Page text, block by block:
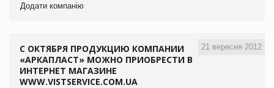
Додати компанію
21 вересня 2012
С ОКТЯБРЯ ПРОДУКЦИЮ КОМПАНИИ
«АРКАПЛАСТ» МОЖНО ПРИОБРЕСТИ В
ИНТЕРНЕТ МАГАЗИНЕ
WWW.VISTSERVICE.COM.UA